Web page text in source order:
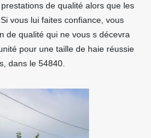
de qualité alors que les
vous lui faites confiance, vous
de qualité qui ne vous s décevra
pour une taille de haie réussie
dans le 54840.